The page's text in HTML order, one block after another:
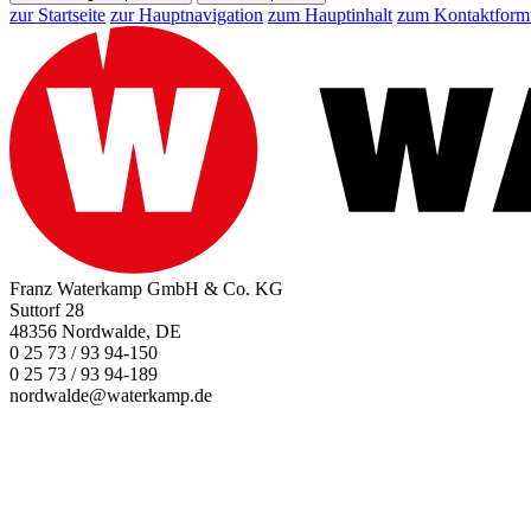
zur Startseite zur Hauptnavigation zum Hauptinhalt zum
Franz Waterkamp GmbH & Co. KG
Suttorf 28
48356 Nordwalde, DE
0 25 73 / 93 94-150
0 25 73 / 93 94-189
nordwalde@waterkamp.de